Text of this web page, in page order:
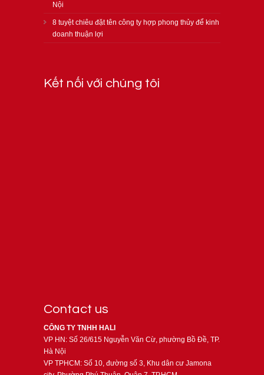
Nội
8 tuyệt chiêu đặt tên công ty hợp phong thủy để kinh
doanh thuận lợi
Kết nối với chúng tôi
Contact us
CÔNG TY TNHH HALI
VP HN: Số 26/615 Nguyễn Văn Cừ, phường Bồ Đề, TP.
Hà Nội
VP TPHCM: Số 10, đường số 3, Khu dân cư Jamona